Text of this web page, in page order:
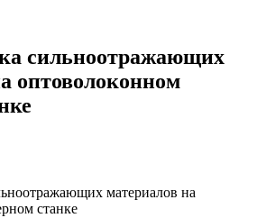
сильноотражающих
оптоволоконном
материалов на
станке